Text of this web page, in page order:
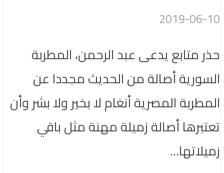
2019-06-10
حذر متابع يدعى عبد الرحمن، المطربة
السورية أصالة من الحديث مجددا عن
المطربة المصرية أنغام لا بخير ولا بشر وأن
تعتبرها أصالة زميلة مهنة مثل باقي
زميلاتها...